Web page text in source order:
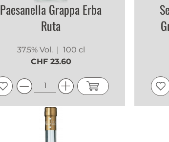
Paesanella Grappa Erba
Ruta
37.5% Vol. | 100 cl
CHF 23.60